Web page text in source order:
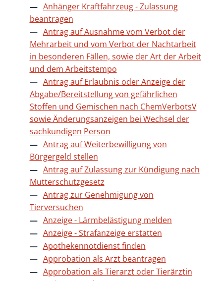
Anhänger Kraftfahrzeug - Zulassung
beantragen
Antrag auf Ausnahme vom Verbot der
Mehrarbeit und vom Verbot der Nachtarbeit
in besonderen Fällen, sowie der Art der Arbeit
und dem Arbeitstempo
Antrag auf Erlaubnis oder Anzeige der
Abgabe/Bereitstellung von gefährlichen
Stoffen und Gemischen nach ChemVerbotsV
sowie Änderungsanzeigen bei Wechsel der
sachkundigen Person
Antrag auf Weiterbewilligung von
Bürgergeld stellen
Antrag auf Zulassung zur Kündigung nach
Mutterschutzgesetz
Antrag zur Genehmigung von
Tierversuchen
Anzeige - Lärmbelästigung melden
Anzeige - Strafanzeige erstatten
Apothekennotdienst finden
Approbation als Arzt beantragen
Approbation als Tierarzt oder Tierärztin